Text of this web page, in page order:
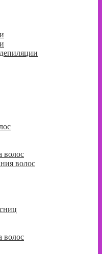
волос
волос
волос